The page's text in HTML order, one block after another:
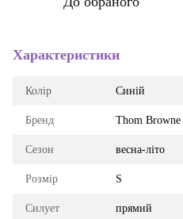
Характеристики
Колір Синій
Бренд Thom Browne
Сезон весна-літо
Розмір S
Силует прямий